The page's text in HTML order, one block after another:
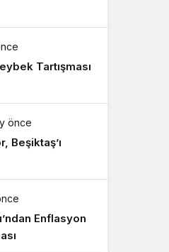
seçin.
Tartışması
önce
Beşiktaş’ı
Enflasyon